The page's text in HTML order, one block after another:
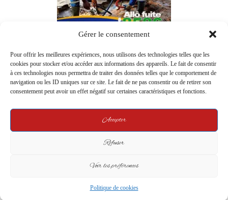
Gérer le consentement
Pour offrir les meilleures expériences, nous utilisons des technologies telles que les
cookies pour stocker et/ou accéder aux informations des appareils. Le fait de consentir
à ces technologies nous permettra de traiter des données telles que le comportement de
navigation ou les ID uniques sur ce site. Le fait de ne pas consentir ou de retirer son
consentement peut avoir un effet négatif sur certaines caractéristiques et fonctions.
Accepter
Refuser
Voir les préférences
Politique de cookies